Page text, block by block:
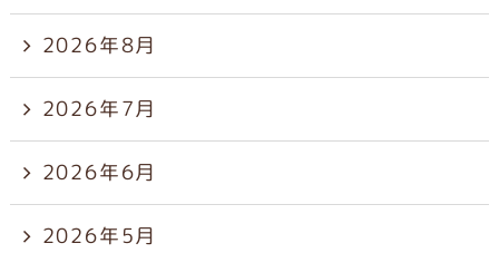
2026年8月
2026年7月
2026年6月
2026年5月